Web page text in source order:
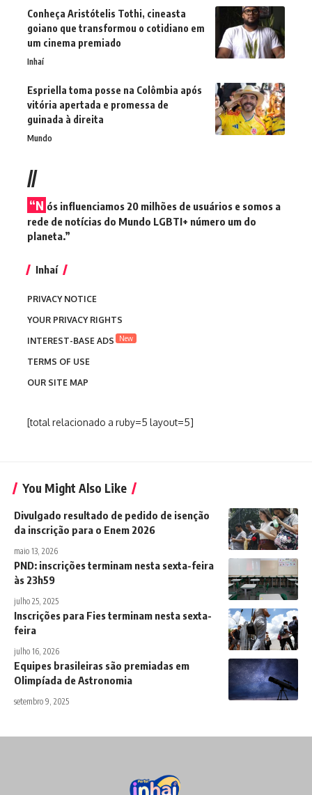
Conheça Aristótelis Tothi, cineasta
goiano que transformou o cotidiano em
um cinema premiado
Inhaí
Espriella toma posse na Colômbia após
vitória apertada e promessa de
guinada à direita
Mundo
//
“N ós influenciamos 20 milhões de usuários e somos a
rede de notícias do Mundo LGBTI+ número um do
planeta.”
Inhaí
PRIVACY NOTICE
YOUR PRIVACY RIGHTS
INTEREST-BASE ADS
New
TERMS OF USE
OUR SITE MAP
[total relacionado a ruby=5 layout=5]
You Might Also Like
Divulgado resultado de pedido de isenção
da inscrição para o Enem 2026
maio 13, 2026
PND: inscrições terminam nesta sexta-feira
às 23h59
julho 25, 2025
Inscrições para Fies terminam nesta sexta-
feira
julho 16, 2026
Equipes brasileiras são premiadas em
Olimpíada de Astronomia
setembro 9, 2025